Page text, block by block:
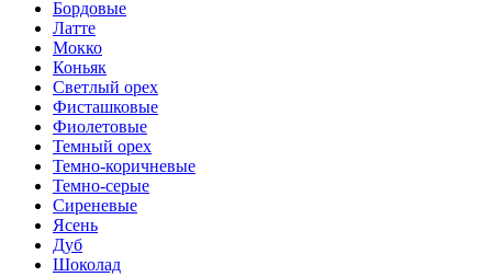
Бордовые
Латте
Мокко
Коньяк
Светлый орех
Фисташковые
Фиолетовые
Темный орех
Темно-коричневые
Темно-серые
Сиреневые
Ясень
Дуб
Шоколад